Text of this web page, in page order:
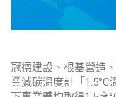
冠德建設、根基營造
業減碳溫度計「